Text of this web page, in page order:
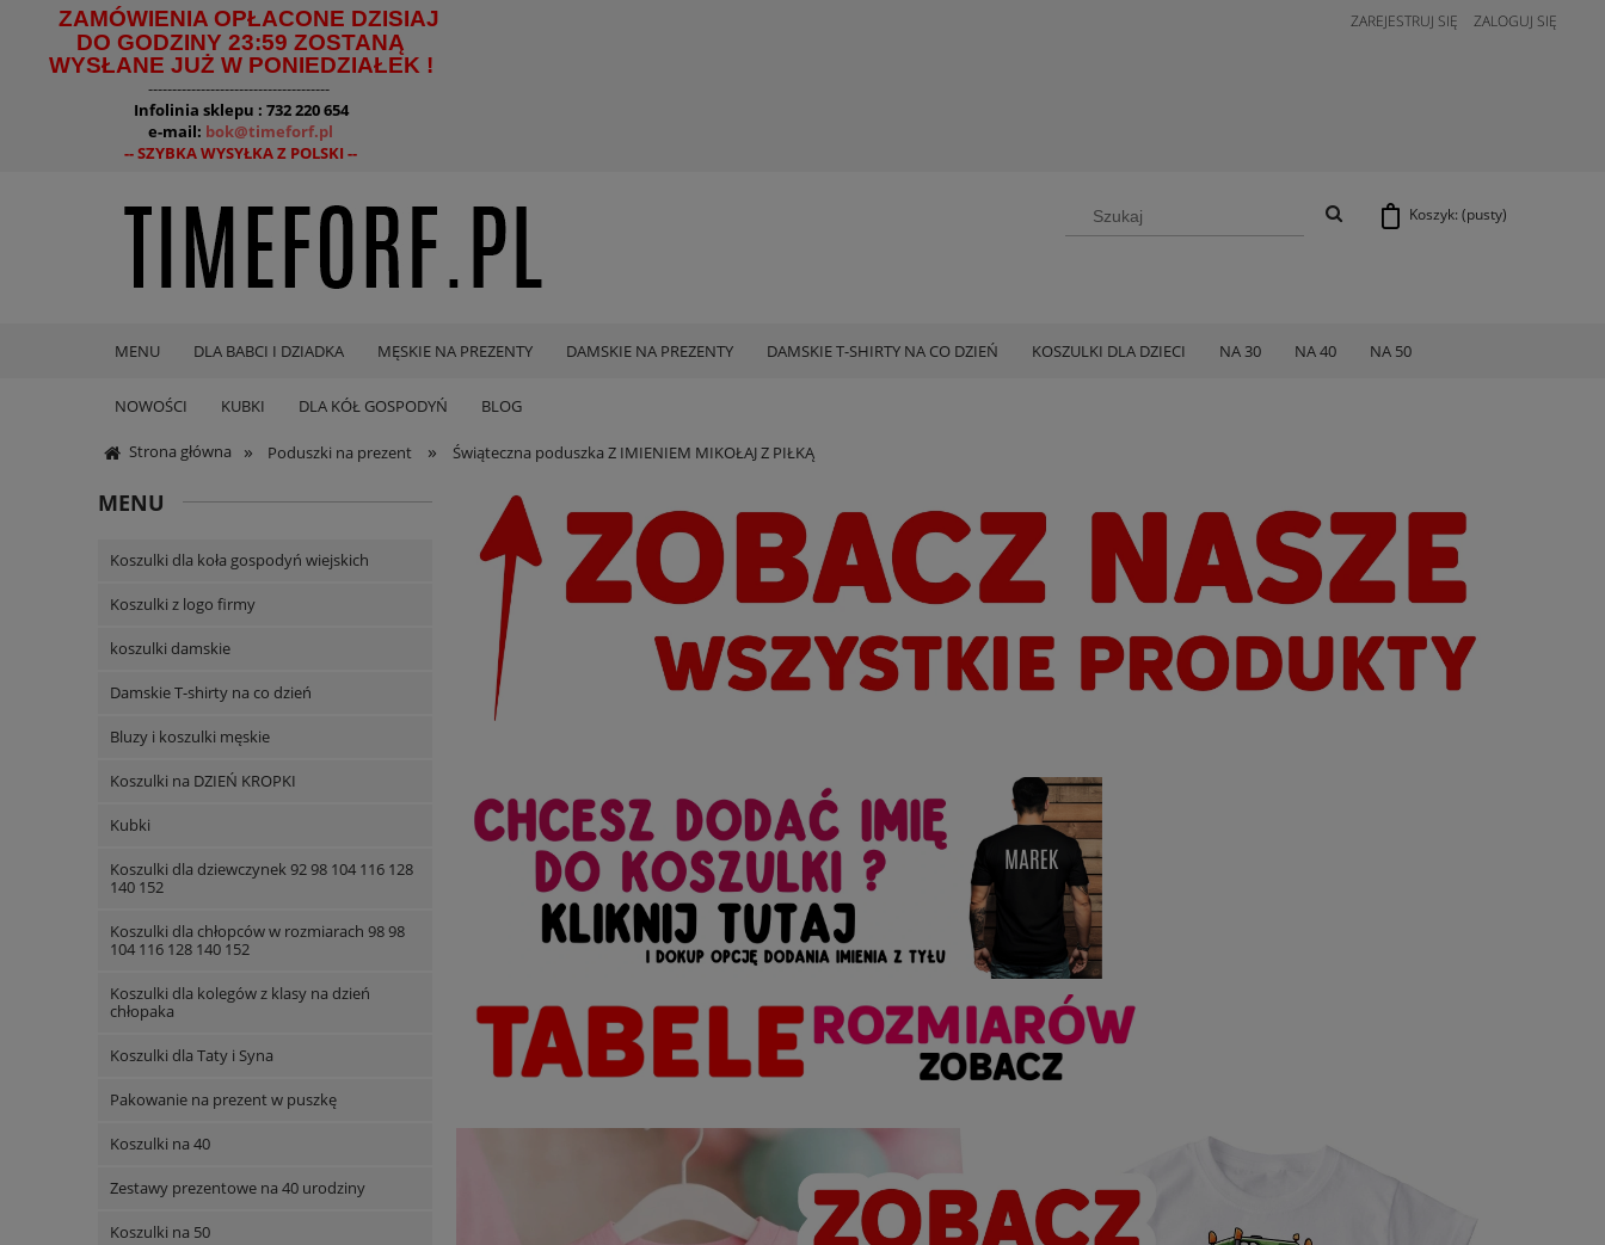
ZAMÓWIENIA OPŁACONE DZISIAJ
DO GODZINY 23:59 ZOSTANĄ
WYSŁANE JUŻ W PONIEDZIAŁEK !
--------------------------------------
Infolinia sklepu : 732 220 654
e-mail: bok@timeforf.pl
-- SZYBKA WYSYŁKA Z POLSKI --
ZAREJESTRUJ SIĘ ZALOGUJ SIĘ
Koszyk: (pusty)
MENU DLA BABCI I DZIADKA MĘSKIE NA PREZENTY DAMSKIE NA PREZENTY DAMSKIE T-SHIRTY NA CO DZIEŃ KOSZULKI DLA DZIECI NA 30 NA 40 NA 50
NOWOŚCI KUBKI DLA KÓŁ GOSPODYŃ BLOG
Strona główna » Poduszki na prezent » Świąteczna poduszka Z IMIENIEM MIKOŁAJ Z PIŁKĄ
MENU
Koszulki dla koła gospodyń wiejskich
Koszulki z logo firmy
koszulki damskie
Damskie T-shirty na co dzień
Bluzy i koszulki męskie
Koszulki na DZIEŃ KROPKI
Kubki
Koszulki dla dziewczynek 92 98 104 116 128
140 152
Koszulki dla chłopców w rozmiarach 98 98
104 116 128 140 152
Koszulki dla kolegów z klasy na dzień
chłopaka
Koszulki dla Taty i Syna
Pakowanie na prezent w puszkę
Koszulki na 40
Zestawy prezentowe na 40 urodziny
Koszulki na 50